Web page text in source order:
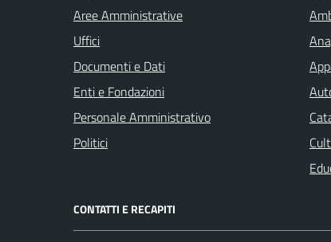
Aree Amministrative
Uffici
Documenti e Dati
Enti e Fondazioni
Personale Amministrativo
Politici
CONTATTI E RECAPITI